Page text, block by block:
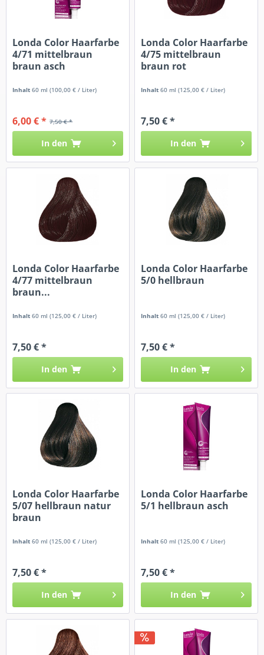
Londa Color Haarfarbe
4/71 mittelbraun
braun asch
Inhalt60 ml(100,00 € / Liter)
7,50 € *
6,00 € *
In den
Londa Color Haarfarbe
4/75 mittelbraun
braun rot
Inhalt60 ml(125,00 € / Liter)
7,50 € *
In den
Londa Color Haarfarbe
4/77 mittelbraun
braun...
Inhalt60 ml(125,00 € / Liter)
7,50 € *
In den
Londa Color Haarfarbe
5/0 hellbraun
Inhalt60 ml(125,00 € / Liter)
7,50 € *
In den
Londa Color Haarfarbe
5/07 hellbraun natur
braun
Inhalt60 ml(125,00 € / Liter)
7,50 € *
In den
Londa Color Haarfarbe
5/1 hellbraun asch
Inhalt60 ml(125,00 € / Liter)
7,50 € *
In den